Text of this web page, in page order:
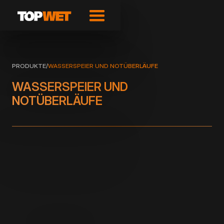
PRODUKTE/WASSERSPEIER UND NOTÜBERLÄUFE
WASSERSPEIER UND
NOTÜBERLÄUFE